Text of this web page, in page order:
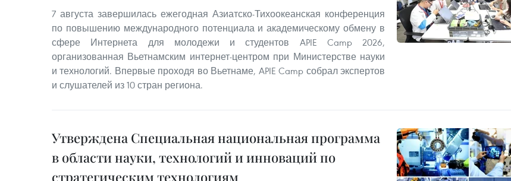
7 августа завершилась ежегодная Азиатско-Тихоокеанская конференция
по повышению международного потенциала и академическому обмену в
сфере Интернета для молодежи и студентов APIE Camp 2026,
организованная Вьетнамским интернет-центром при Министерстве науки
и технологий. Впервые проходя во Вьетнаме, APIE Camp собрал экспертов
и слушателей из 10 стран региона.
Утверждена Специальная национальная программа
в области науки, технологий и инноваций по
стратегическим технологиям